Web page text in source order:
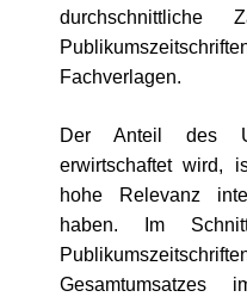
Fachverlagen.
Der Anteil des
erwirtschaftet wird,
hohe Relevanz
haben. Im